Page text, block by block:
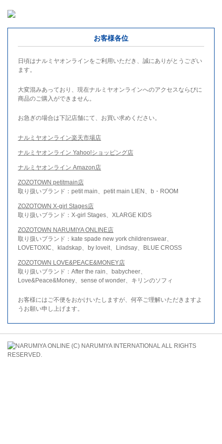
お客様各位
日頃はナルミヤオンラインをご利用いただき、誠にありがとうござい
ます。
大変混みあっており、現在ナルミヤオンラインへのアクセスならびに
商品のご購入ができません。
お急ぎの場合は下記店舗にて、お買い求めください。
ナルミヤオンライン楽天市場店
ナルミヤオンライン Yahoo!ショッピング店
ナルミヤオンライン Amazon店
ZOZOTOWN petitmain店
取り扱いブランド：petit main、petit main LIEN、b・ROOM
ZOZOTOWN X-girl Stages店
取り扱いブランド：X-girl Stages、XLARGE KIDS
ZOZOTOWN NARUMIYA ONLINE店
取り扱いブランド：kate spade new york childrenswear、
LOVETOXIC、kladskap、by loveit、Lindsay、BLUE CROSS
ZOZOTOWN LOVE&PEACE&MONEY店
取り扱いブランド：After the rain、babycheer、
Love&Peace&Money、sense of wonder、キリンのソフィ
お客様にはご不便をおかけいたしますが、何卒ご理解いただきますよ
うお願い申し上げます。